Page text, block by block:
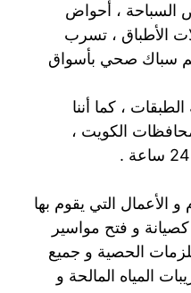
السباحة ، أحواض
الأطباق ، تسرب
سباك صحي بأسواق
، كما أننا
الكويت ،
الأعمال التي يقوم بها
و فتح مواسير
الحصية و جميع
المياه المالحة و